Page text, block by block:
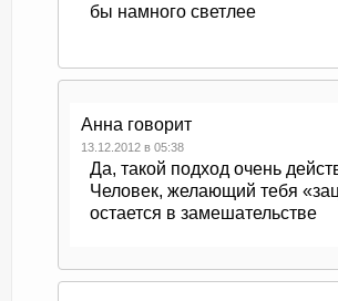
бы намного светлее
Анна говорит
13.12.2012 в 05:38
Да, такой подход очень
Человек, желающий тебя
остается в замешательстве